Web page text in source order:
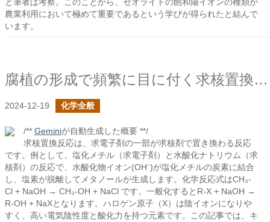
農業利用において極めて重要であるという学びが得られたと結んで
います。
腐植の形成で頻繁に目に付く求核置換反応とは？
2024-12-19 化学全般
/** Geminiが自動生成した概要 **/
求核置換反応は、求電子剤の一部が求核剤で置き換わる反応
です。例として、塩化メチル（求電子剤）と水酸化ナトリウム（求
核剤）の反応で、水酸化物イオン(OH⁻)が塩化メチルの炭素に結合
し、塩素が脱離してメタノールが生成します。化学反応式はCH₃-
Cl + NaOH → CH₃-OH + NaCl です。一般化するとR-X + NaOH →
R-OH + NaXとなります。ハロゲン原子（X）は陰イオンになりや
すく、高い電気陰性度と酸化力を持つ元素です。この記事では、キ